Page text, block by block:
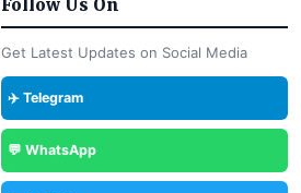
Follow Us On
Get Latest Updates on Social Media
✈️ Telegram
💬 WhatsApp